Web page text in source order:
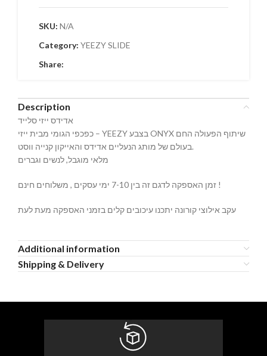
SKU: N/A
Category: YEEZY SLIDE
Share:
Description
אדידס ייזי סלייד
כפכפי הגומי מבית ייזי – YEEZY בצבע ONYX שיתוף הפעולה החם
בעולם של מותג הנעליים אדידס והאייקון קנייה ווסט.
מלאי מוגבל, לנשים וגברים
זמן האספקה לדגם זה בין 7-10 ימי עסקים , משלוחים חינם !
עקב אילוצי קורונה יתכנו עיכובים קלים בזמני האספקה מעת לעת
Additional information
Shipping & Delivery